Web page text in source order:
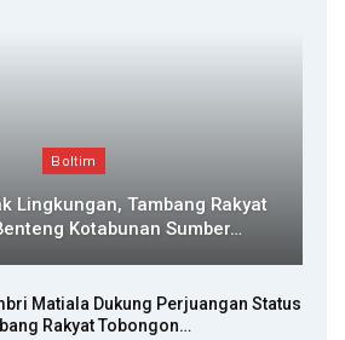
Boltim
Lingkungan, Tambang Rakyat
Kotabunan Sumber…
Matiala Dukung Perjuangan Status
Rakyat Tobongon…